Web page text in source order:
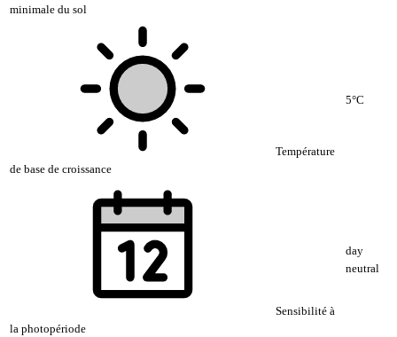
minimale du sol
Température
de base de croissance
5°C
Sensibilité à
la photopériode
day
neutral